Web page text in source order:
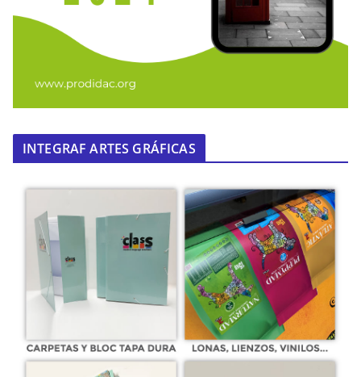
INTEGRAF ARTES GRÁFICAS